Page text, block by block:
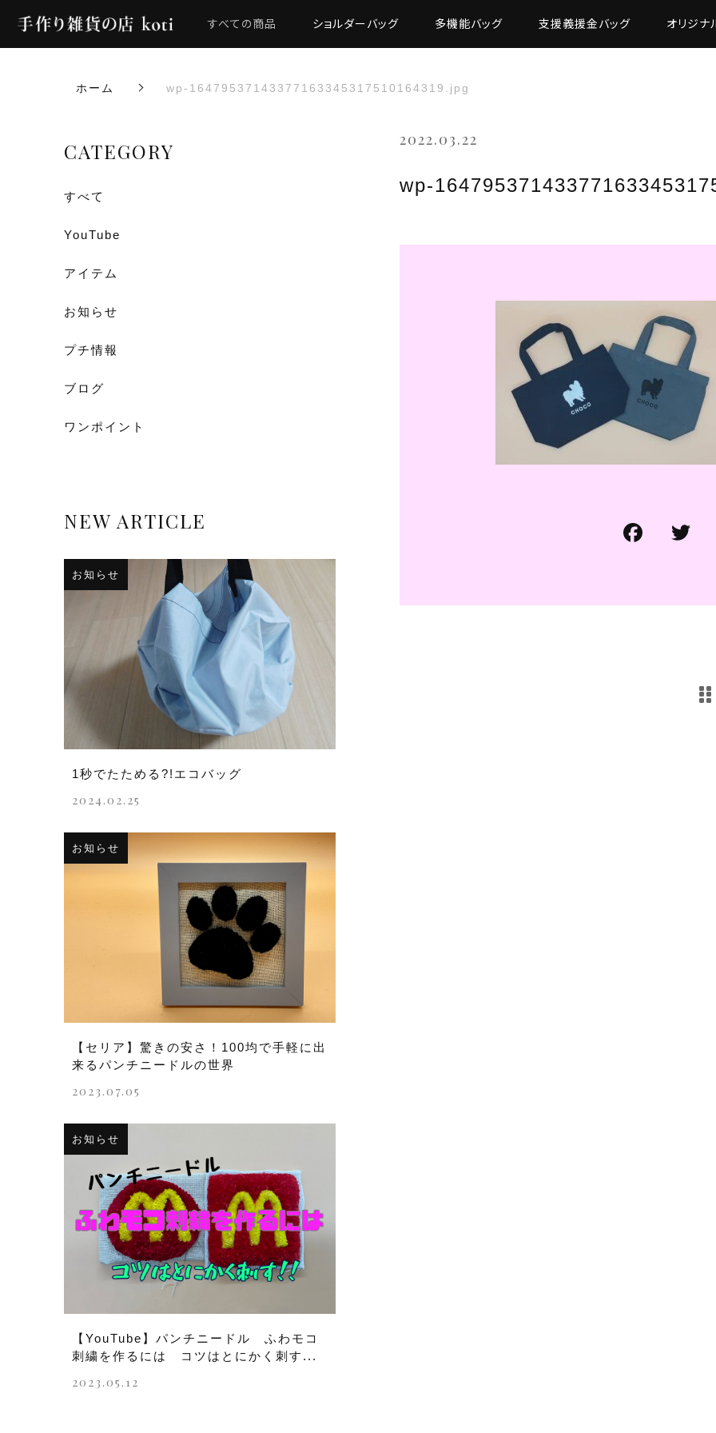
すべての商品 ショルダーバッグ 多機能バッグ 支援義援金バッグ オリジナ
ホーム wp-16479537143377163345317510164319.jpg
2022.03.22
wp-
CATEGORY
すべて
YouTube
アイテム
お知らせ
プチ情報
ブログ
ワンポイント
NEW ARTICLE
お知らせ
1秒でたためる?!エコバッグ
2024.02.25
お知らせ
【セリア】驚きの安さ！100均で手軽に出
来るパンチニードルの世界
2023.07.05
お知らせ
【YouTube】パンチニードル ふわモコ
刺繍を作るには コツはとにかく刺す...
2023.05.12